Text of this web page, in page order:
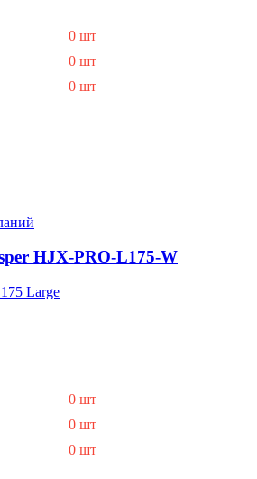
0 шт
0 шт
0 шт
HJX-PRO-L175-W
Large
0 шт
0 шт
0 шт